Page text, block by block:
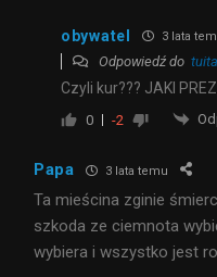
obywatel 3 lata
Odpowiedź do
Czyli kur??? JAKI
0 -2
Papa 3 lata temu
Ta mieścina zginie
szkoda ze ciemnota
wybiera i wszystko jest